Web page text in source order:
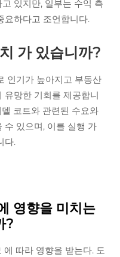
있지만, 일부는 수익 측
요하다고 조언합니다.
가 있습니까?
인기가 높아지고 부동산
유망한 기회를 제공합니
코트와 관련된 수요와
수 있으며, 이를 실행 가
다.
영향을 미치는
?
에 따라 영향을 받는다. 도